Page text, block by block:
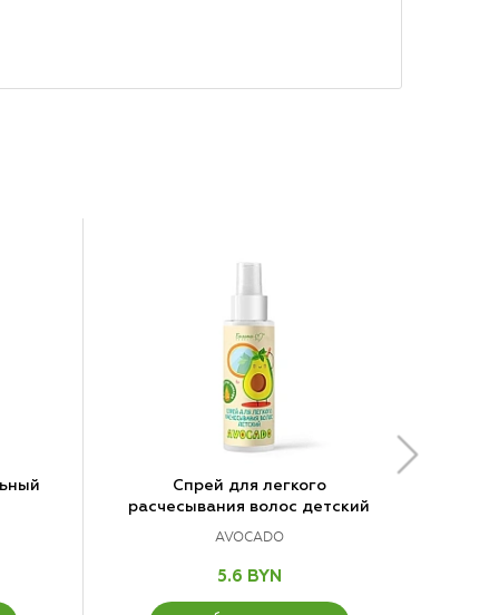
Спрей для легкого
расчесывания волос детский
AVOCADO
5.6 BYN